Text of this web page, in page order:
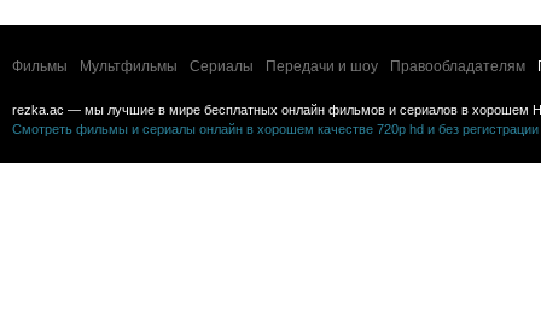
Фильмы Мультфильмы Сериалы Передачи и шоу Правообладателям
rezka.ac — мы лучшие в мире бесплатных онлайн фильмов и сериалов в хорошем
Смотреть фильмы и сериалы онлайн в хорошем качестве 720p hd и без